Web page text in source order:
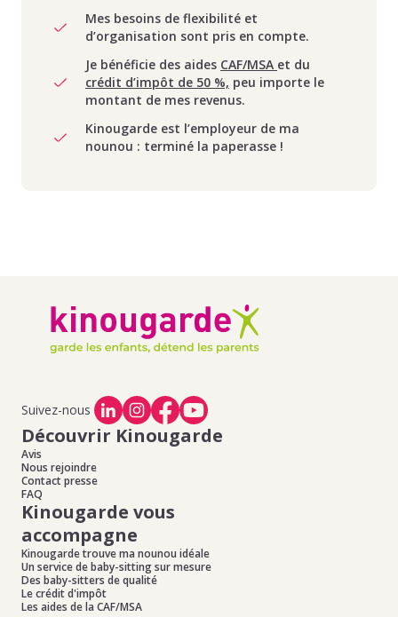
Mes besoins de flexibilité et
d’organisation sont pris en compte.
Je bénéficie des aides CAF/MSA et du
crédit d’impôt de 50 %, peu importe le
montant de mes revenus.
Kinougarde est l’employeur de ma
nounou : terminé la paperasse !
Suivez-nous
Découvrir Kinougarde
Avis
Nous rejoindre
Contact presse
FAQ
Kinougarde vous
accompagne
Kinougarde trouve ma nounou idéale
Un service de baby-sitting sur mesure
Des baby-sitters de qualité
Le crédit d'impôt
Les aides de la CAF/MSA